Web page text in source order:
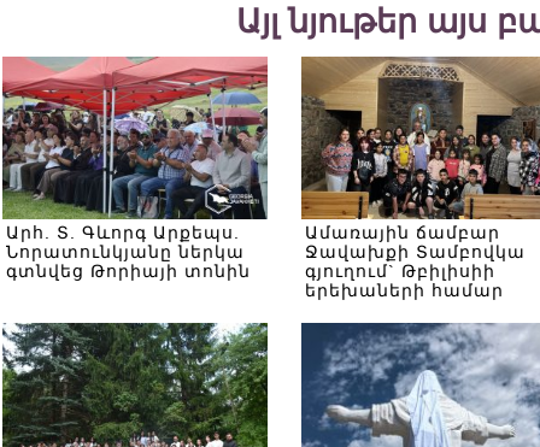
Այլ նյութեր այս
Արհ. Տ. Գևորգ Արքեպս.
Նորատունկյանը ներկա
գտնվեց Թորիայի տոնին
Ամառային ճամբար
Ջավախքի Տամբովկա
գյուղում` Թբիլիսիի
երեխաների համար